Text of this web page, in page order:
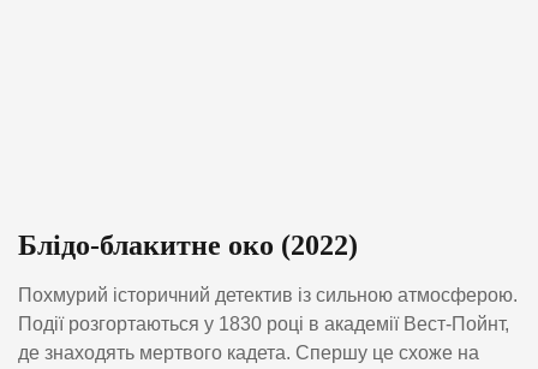
Блідо-блакитне око (2022)
Похмурий історичний детектив із сильною атмосферою.
Події розгортаються у 1830 році в академії Вест-Пойнт,
де знаходять мертвого кадета. Спершу це схоже на